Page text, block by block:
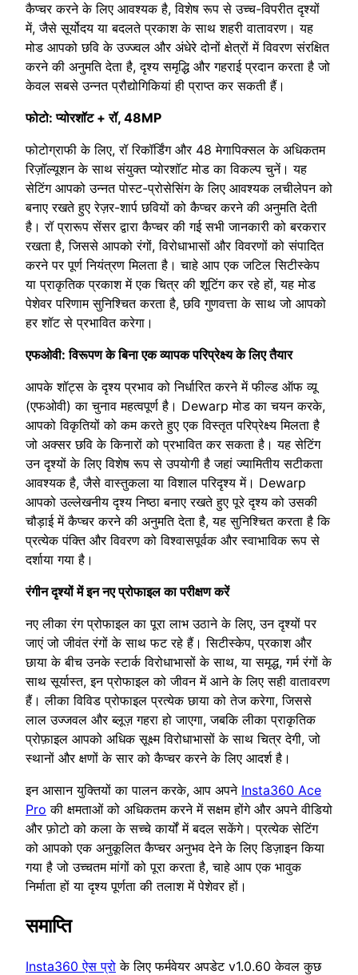
कैप्चर करने के लिए आवश्यक है, विशेष रूप से उच्च-विपरीत दृश्यों
में, जैसे सूर्योदय या बदलते प्रकाश के साथ शहरी वातावरण। यह
मोड आपको छवि के उज्ज्वल और अंधेरे दोनों क्षेत्रों में विवरण संरक्षित
करने की अनुमति देता है, दृश्य समृद्धि और गहराई प्रदान करता है जो
केवल सबसे उन्नत प्रौद्योगिकियां ही प्राप्त कर सकती हैं।
फोटो: प्योरशॉट + रॉ, 48MP
फोटोग्राफी के लिए, रॉ रिकॉर्डिंग और 48 मेगापिक्सल के अधिकतम
रिज़ॉल्यूशन के साथ संयुक्त प्योरशॉट मोड का विकल्प चुनें। यह
सेटिंग आपको उन्नत पोस्ट-प्रोसेसिंग के लिए आवश्यक लचीलेपन को
बनाए रखते हुए रेज़र-शार्प छवियों को कैप्चर करने की अनुमति देती
है। रॉ प्रारूप सेंसर द्वारा कैप्चर की गई सभी जानकारी को बरकरार
रखता है, जिससे आपको रंगों, विरोधाभासों और विवरणों को संपादित
करने पर पूर्ण नियंत्रण मिलता है। चाहे आप एक जटिल सिटीस्केप
या प्राकृतिक प्रकाश में एक चित्र की शूटिंग कर रहे हों, यह मोड
पेशेवर परिणाम सुनिश्चित करता है, छवि गुणवत्ता के साथ जो आपको
हर शॉट से प्रभावित करेगा।
एफओवी: विरूपण के बिना एक व्यापक परिप्रेक्ष्य के लिए तैयार
आपके शॉट्स के दृश्य प्रभाव को निर्धारित करने में फील्ड ऑफ व्यू
(एफओवी) का चुनाव महत्वपूर्ण है। Dewarp मोड का चयन करके,
आपको विकृतियों को कम करते हुए एक विस्तृत परिप्रेक्ष्य मिलता है
जो अक्सर छवि के किनारों को प्रभावित कर सकता है। यह सेटिंग
उन दृश्यों के लिए विशेष रूप से उपयोगी है जहां ज्यामितीय सटीकता
आवश्यक है, जैसे वास्तुकला या विशाल परिदृश्य में। Dewarp
आपको उल्लेखनीय दृश्य निष्ठा बनाए रखते हुए पूरे दृश्य को उसकी
चौड़ाई में कैप्चर करने की अनुमति देता है, यह सुनिश्चित करता है कि
प्रत्येक पंक्ति और विवरण को विश्वासपूर्वक और स्वाभाविक रूप से
दर्शाया गया है।
रंगीन दृश्यों में इन नए प्रोफाइल का परीक्षण करें
नए लीका रंग प्रोफाइल का पूरा लाभ उठाने के लिए, उन दृश्यों पर
जाएं जो जीवंत रंगों के साथ फट रहे हैं। सिटीस्केप, प्रकाश और
छाया के बीच उनके स्टार्क विरोधाभासों के साथ, या समृद्ध, गर्म रंगों के
साथ सूर्यास्त, इन प्रोफाइल को जीवन में आने के लिए सही वातावरण
हैं। लीका विविड प्रोफाइल प्रत्येक छाया को तेज करेगा, जिससे
लाल उज्जवल और ब्लूज़ गहरा हो जाएगा, जबकि लीका प्राकृतिक
प्रोफ़ाइल आपको अधिक सूक्ष्म विरोधाभासों के साथ चित्र देगी, जो
स्थानों और क्षणों के सार को कैप्चर करने के लिए आदर्श है।
इन आसान युक्तियों का पालन करके, आप अपने Insta360 Ace
Pro की क्षमताओं को अधिकतम करने में सक्षम होंगे और अपने वीडियो
और फ़ोटो को कला के सच्चे कार्यों में बदल सकेंगे। प्रत्येक सेटिंग
को आपको एक अनुकूलित कैप्चर अनुभव देने के लिए डिज़ाइन किया
गया है जो उच्चतम मांगों को पूरा करता है, चाहे आप एक भावुक
निर्माता हों या दृश्य पूर्णता की तलाश में पेशेवर हों।
समाप्ति
Insta360 ऐस प्रो के लिए फर्मवेयर अपडेट v1.0.60 केवल कुछ